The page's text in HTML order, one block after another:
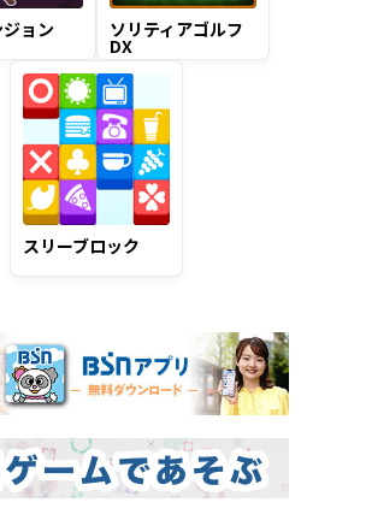
ョン ソリティアゴルフ
DX
スリーブロック